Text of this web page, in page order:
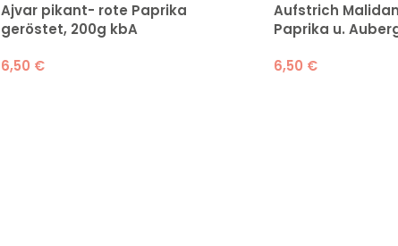
Ajvar pikant- rote Paprika
geröstet, 200g kbA
6,50 €
Aufstrich
Paprika u.
6,50 €